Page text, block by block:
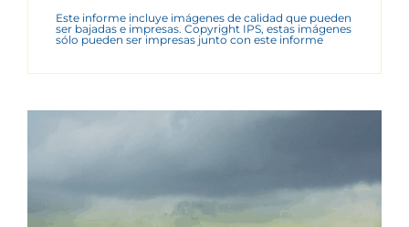
Este informe incluye imágenes de calidad que pueden
ser bajadas e impresas. Copyright IPS, estas imágenes
sólo pueden ser impresas junto con este informe